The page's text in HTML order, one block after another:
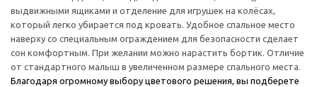
выдвижными ящиками и отделение для игрушек на колёсах,
который легко убирается под кровать. Удобное спальное место
наверху со специальным ограждением для безопасности сделает
сон комфортным. При желании можно нарастить бортик. Отличие
от стандартного малыш в увеличенном размере спального места.
Благодаря огромному выбору цветового решения, вы подберете